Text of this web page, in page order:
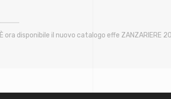
È ora disponibile il nuovo catalogo effe ZANZARIERE